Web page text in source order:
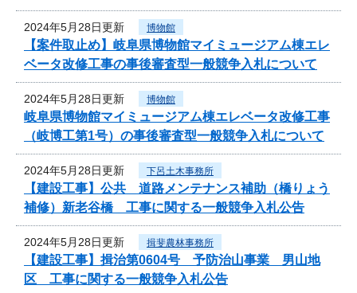
2024年5月28日更新 博物館
【案件取止め】岐阜県博物館マイミュージアム棟エレ
ベータ改修工事の事後審査型一般競争入札について
2024年5月28日更新 博物館
岐阜県博物館マイミュージアム棟エレベータ改修工事
（岐博工第1号）の事後審査型一般競争入札について
2024年5月28日更新 下呂土木事務所
【建設工事】公共 道路メンテナンス補助（橋りょう
補修）新老谷橋 工事に関する一般競争入札公告
2024年5月28日更新 揖斐農林事務所
【建設工事】揖治第0604号 予防治山事業 男山地
区 工事に関する一般競争入札公告